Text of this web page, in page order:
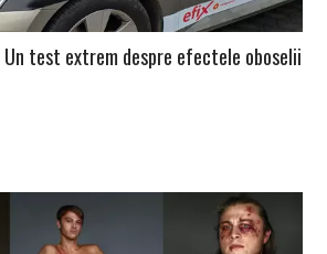
Un test extrem despre efectele oboselii